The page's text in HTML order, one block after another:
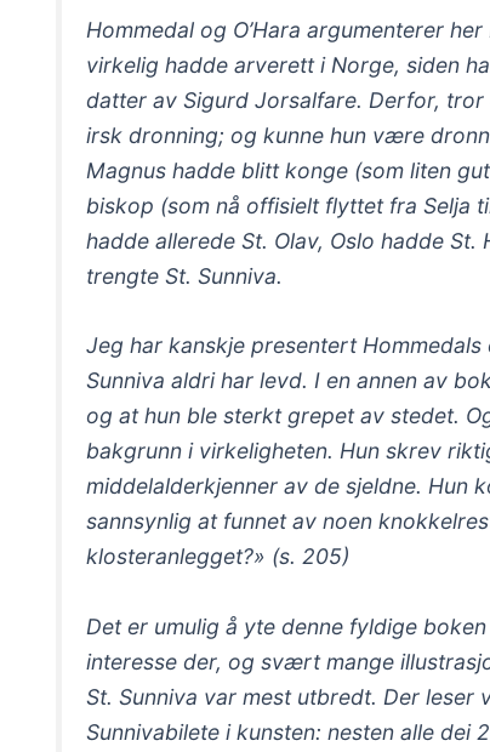
Hommedal og O’Hara argumenterer
virkelig hadde arverett i Norge, siden
datter av Sigurd Jorsalfare. Derfor, tror
irsk dronning; og kunne hun være
Magnus hadde blitt konge (som liten
biskop (som nå offisielt flyttet fra Selja
hadde allerede St. Olav, Oslo hadde
trengte St. Sunniva.
Jeg har kanskje presentert
Sunniva aldri har levd. I en annen av
og at hun ble sterkt grepet av stedet.
bakgrunn i virkeligheten. Hun skrev
middelalderkjenner av de sjeldne. Hun
sannsynlig at funnet av noen
klosteranlegget?» (s. 205)
Det er umulig å yte denne fyldige
interesse der, og svært mange
St. Sunniva var mest utbredt. Der leser
Sunnivabilete i kunsten: nesten alle dei